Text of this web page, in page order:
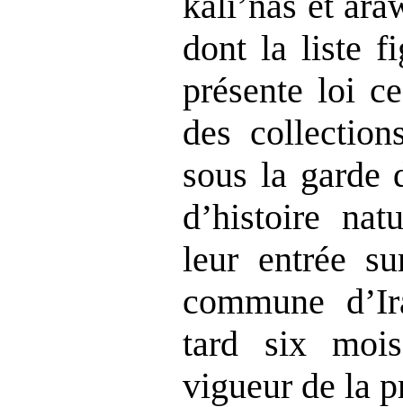
dont la liste
présente loi
des
sous la garde
d’histoire
leur entrée
commune
tard six
vigueur de la